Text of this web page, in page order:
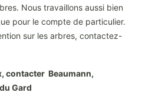
Nous travaillons aussi bien
pour le compte de particulier.
sur les arbres, contactez-
contacter Beaumann,
Gard